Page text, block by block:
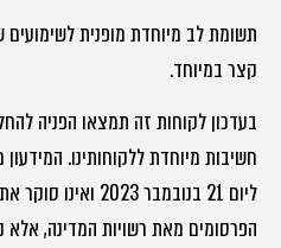
תשומת לב מיוחדת מופנית
קצר במיוחד.
בעדכון לקוחות זה תמצאו הפניה
חשיבות מיוחדת ללקוחותינו.
ליום 21 בנובמבר
הפרסומים מאת רשויות המדינה, אלא